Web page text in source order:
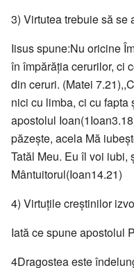
3) Virtutea trebuie să se
Iisus spune:Nu oricine
în împărăția cerurilor, ci
din ceruri. (Matei
nici cu limba, ci cu fapta
apostolul
păzește, acela Mă
Tatăl Meu. Eu îl voi iubi,
Mântuitorul(Ioan14.21)
4) Virtuțile creștinilor
Iată ce spune apostolul
4Dragostea este